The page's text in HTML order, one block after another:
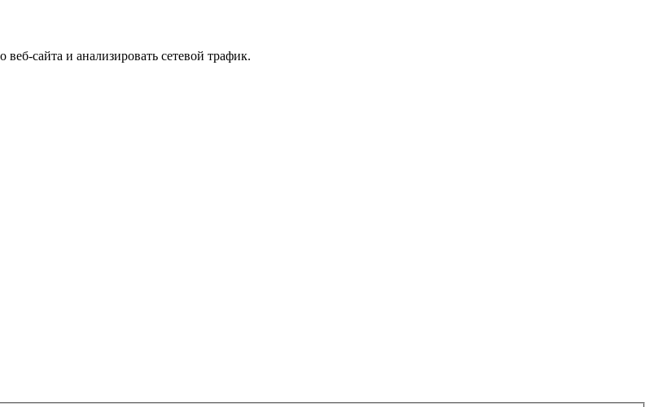
сайта и анализировать сетевой трафик.